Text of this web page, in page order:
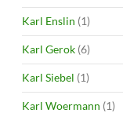
Karl Enslin (1)
Karl Gerok (6)
Karl Siebel (1)
Karl Woermann (1)